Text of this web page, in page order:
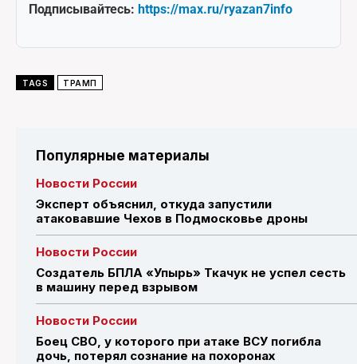
Подписывайтесь: https://max.ru/ryazan7info
TAGS ТРАМП
Популярные материалы
Новости России
Эксперт объяснил, откуда запустили
атаковавшие Чехов в Подмосковье дроны
Новости России
Создатель БПЛА «Упырь» Ткачук не успел сесть
в машину перед взрывом
Новости России
Боец СВО, у которого при атаке ВСУ погибла
дочь, потерял сознание на похоронах